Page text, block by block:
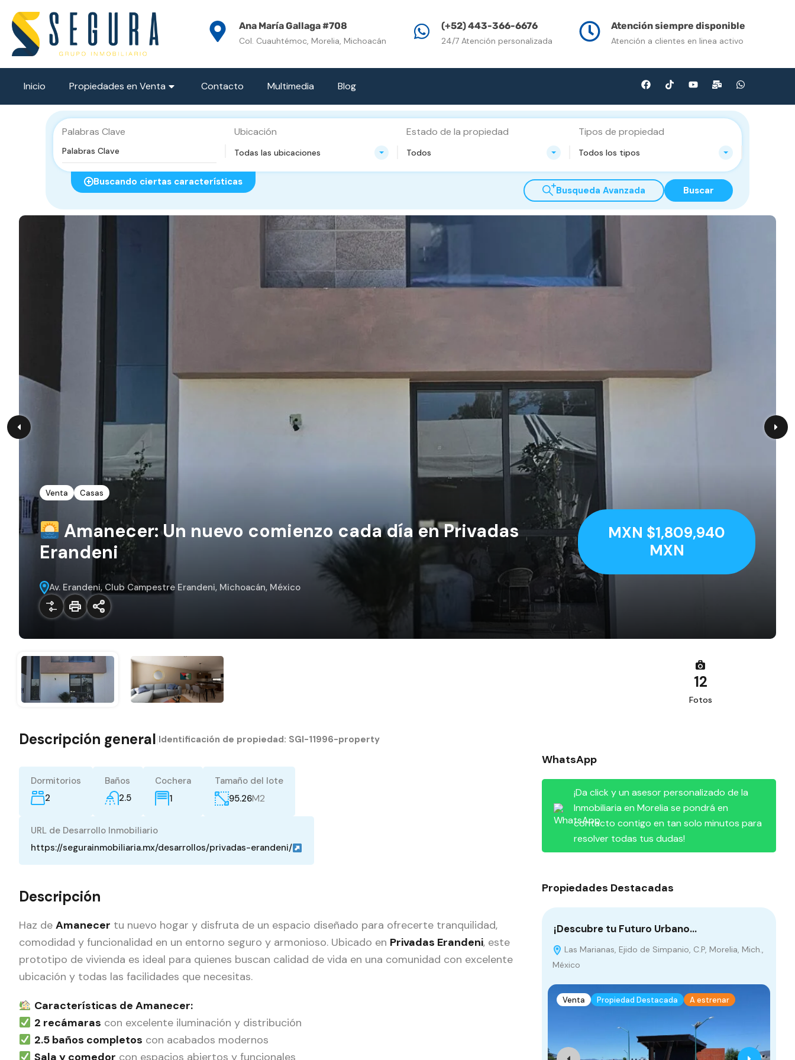
Propiedades en Venta Contacto Multimedia
Ana María Gallaga #708
Col. Cuauhtémoc, Morelia, Michoacán
(+52) 443-366-6676
24/7 Atención personalizada
Atención siempre disponible
Atención a clientes en linea activo
Inicio Propiedades en Venta Contacto Multimedia Blog
Palabras Clave Ubicación
Todas las ubicaciones
Estado de la propiedad
Todos
Tipos de propiedad
Todos los tipos
Buscando ciertas características
Busqueda Avanzada Buscar
Venta Casas
Amanecer: Un nuevo comienzo cada día en Privadas
Erandeni
MXN $1,809,940
MXN
Av. Erandeni, Club Campestre Erandeni, Michoacán, México
12
Fotos
Descripción general Identificación de propiedad: SGI-11996-property
Dormitorios
2
Baños
2.5
Cochera
1
Tamaño del lote
95.26M2
URL de Desarrollo Inmobiliario
https://segurainmobiliaria.mx/desarrollos/privadas-erandeni/
Descripción
Haz de Amanecer tu nuevo hogar y disfruta de un espacio diseñado para ofrecerte tranquilidad,
comodidad y funcionalidad en un entorno seguro y armonioso. Ubicado en Privadas Erandeni, este
prototipo de vivienda es ideal para quienes buscan calidad de vida en una comunidad con excelente
ubicación y todas las facilidades que necesitas.
Características de Amanecer:
2 recámaras con excelente iluminación y distribución
2.5 baños completos con acabados modernos
WhatsApp
¡Da click y un asesor personalizado de la
Inmobiliaria en Morelia se pondrá en
contacto contigo en tan solo minutos para
resolver todas tus dudas!
Propiedades Destacadas
¡Descubre tu Futuro Urbano…
Las Marianas, Ejido de Simpanio, C.P, Morelia, Mich.,
México
Venta Propiedad Destacada A estrenar